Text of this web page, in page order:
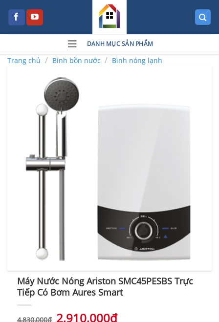
DANH MỤC SẢN PHẨM
Trang chủ / Bình bồn nước / Bình nóng lạnh
Máy Nước Nóng Ariston SMC45PESBS Trực
Tiếp Có Bơm Aures Smart
4,830,000₫ 2,910,000₫